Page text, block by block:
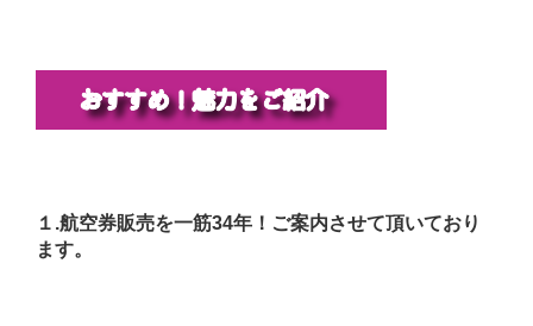
１.航空券販売を一筋34年！ご案内させて頂いており
ます。